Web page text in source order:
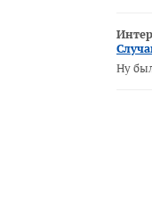
Ну